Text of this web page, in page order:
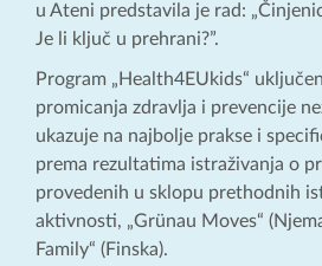
u Ateni predstavila je rad:
Je li ključ u prehrani?”.
Program „Health4EUkids“
promicanja zdravlja i prevencije
ukazuje na najbolje prakse i
prema rezultatima istraživanja o
provedenih u sklopu prethodnih
aktivnosti, „Grünau Moves“
Family“ (Finska).